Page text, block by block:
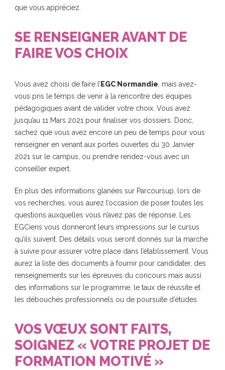
que vous appréciez.
SE RENSEIGNER AVANT DE
FAIRE VOS CHOIX
Vous avez choisi de faire l’EGC Normandie , mais avez-
vous pris le temps de venir à la rencontre des équipes
pédagogiques avant de valider votre choix. Vous avez
jusqu’au 11 Mars 2021 pour finaliser vos dossiers. Donc,
sachez que vous avez encore un peu de temps pour vous
renseigner en venant aux portes ouvertes du 30 Janvier
2021 sur le campus, ou prendre rendez-vous avec un
conseiller expert.
En plus des informations glanées sur Parcoursup, lors de
vos recherches, vous aurez l’occasion de poser toutes les
questions auxquelles vous n’avez pas de réponse. Les
EGCiens vous donneront leurs impressions sur le cursus
qu’ils suivent. Des détails vous seront donnés sur la marche
à suivre pour assurer votre place dans l’établissement. Vous
aurez la liste des documents à fournir pour candidater, des
renseignements sur les épreuves du concours mais aussi
des informations sur le programme, le taux de réussite et
les débouchés professionnels ou de poursuite d’études.
VOS VŒUX SONT FAITS,
SOIGNEZ « VOTRE PROJET DE
FORMATION MOTIVÉ »